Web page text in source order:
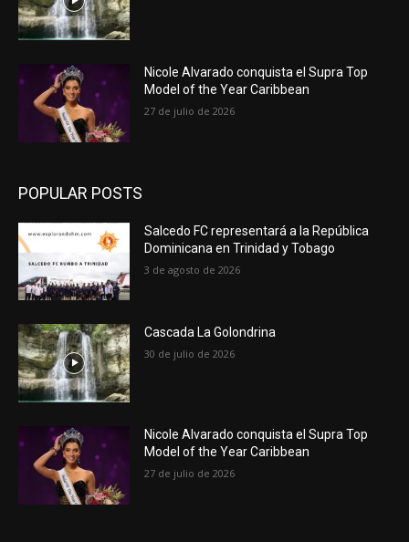
Nicole Alvarado conquista el Supra Top
Model of the Year Caribbean
27 de julio de 2026
POPULAR POSTS
Salcedo FC representará a la República
Dominicana en Trinidad y Tobago
3 de agosto de 2026
Cascada La Golondrina
30 de julio de 2026
Nicole Alvarado conquista el Supra Top
Model of the Year Caribbean
27 de julio de 2026